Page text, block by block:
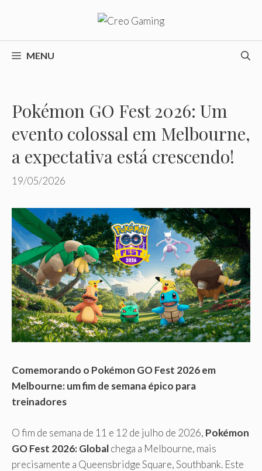
o
conteúdoMENU
Pokémon GO Fest 2026: Um
evento colossal em Melbourne,
a expectativa está crescendo!
19/05/2026
Comemorando o Pokémon GO Fest 2026 em
Melbourne: um fim de semana épico para
treinadores
O fim de semana de 11 e 12 de julho de 2026, Pokémon
GO Fest 2026: Globalchega a Melbourne, mais
precisamente a Queensbridge Square, Southbank. Este